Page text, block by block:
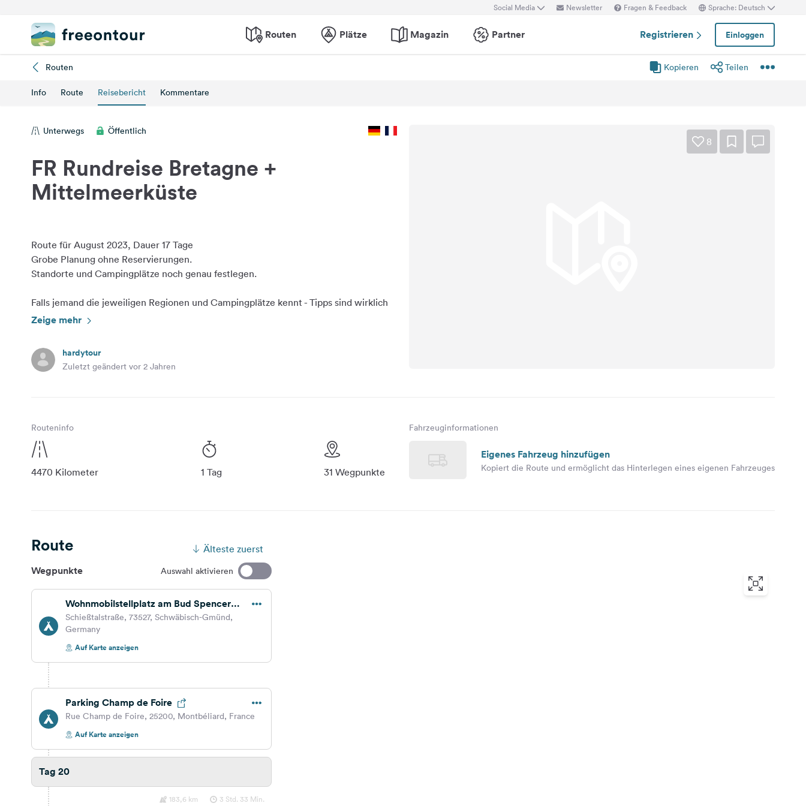
Social Media Newsletter Fragen & Feedback Sprache: Deutsch
Routen Plätze Magazin Partner Registrieren Einloggen
Routen Kopieren Teilen
Info Route Reisebericht Kommentare
Unterwegs Öffentlich
FR Rundreise Bretagne +
Mittelmeerküste
Route für August 2023, Dauer 17 Tage
Grobe Planung ohne Reservierungen.
Standorte und Campingplätze noch genau festlegen.
Falls jemand die jeweiligen Regionen und Campingplätze kennt - Tipps sind wirklich
Zeige mehr
hardytour
Zuletzt geändert vor 2 Jahren
8
Routeninfo
4470 Kilometer 1 Tag 31 Wegpunkte
Fahrzeuginformationen
Eigenes Fahrzeug hinzufügen
Kopiert die Route und ermöglicht das Hinterlegen eines eigenen Fahrzeuges
Route Älteste zuerst
Wegpunkte Auswahl aktivieren
Wohnmobilstellplatz am Bud Spencer
Bad
Schießtalstraße, 73527, Schwäbisch-Gmünd,
Germany
Auf Karte anzeigen
Parking Champ de Foire
Rue Champ de Foire, 25200, Montbéliard, France
Auf Karte anzeigen
Tag 20
183,6 km 3 Std. 33 Min.